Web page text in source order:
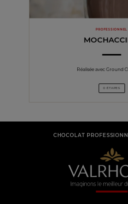
PROFESSIONNEL
Réalisée avec Ground
0 ÉTAPES
CHOCOLAT